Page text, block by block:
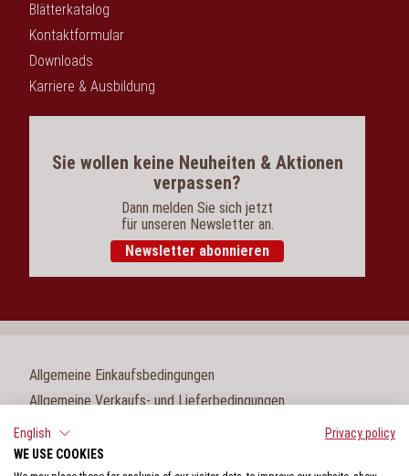
Blätterkatalog
Kontaktformular
Downloads
Karriere & Ausbildung
Sie wollen keine Neuheiten & Aktionen
verpassen?
Dann melden Sie sich jetzt
für unseren Newsletter an.
Newsletter abonnieren
Allgemeine Einkaufsbedingungen
Allgemeine Verkaufs- und Lieferbedingungen
Impressum
English
Privacy policy
WE USE COOKIES